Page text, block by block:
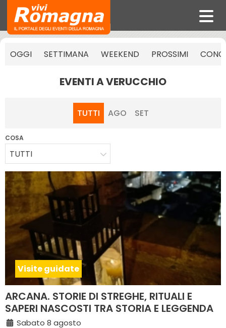
OGGI SETTIMANA WEEKEND PROSSIMI
EVENTI A VERUCCHIO
TUTTI AGO SET
COSA
TUTTI
Visite guidate
ARCANA. STORIE DI STREGHE, RITUALI E
SAPERI NASCOSTI TRA STORIA E LEGGENDA
Sabato 8 agosto